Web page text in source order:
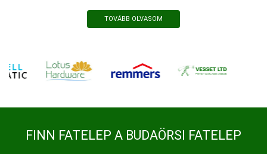
TOVÁBB OLVASOM
FINN FATELEP A BUDAÖRSI FATELEP